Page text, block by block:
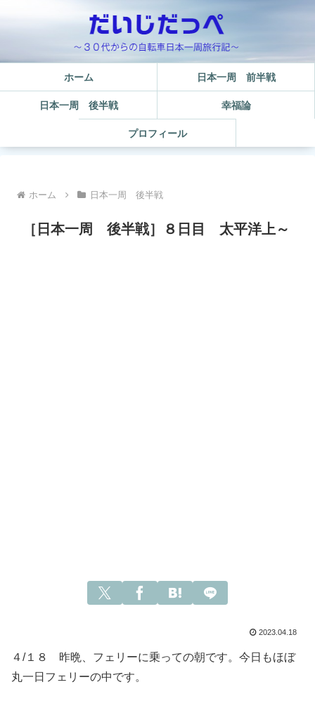
ホーム 日本一周 前半戦
日本一周 後半戦 幸福論
プロフィール
ホーム 日本一周 後半戦
［日本一周 後半戦］８日目 太平洋上～
2023.04.18
４/１８ 昨晩、フェリーに乗っての朝です。今日もほぼ
丸一日フェリーの中です。